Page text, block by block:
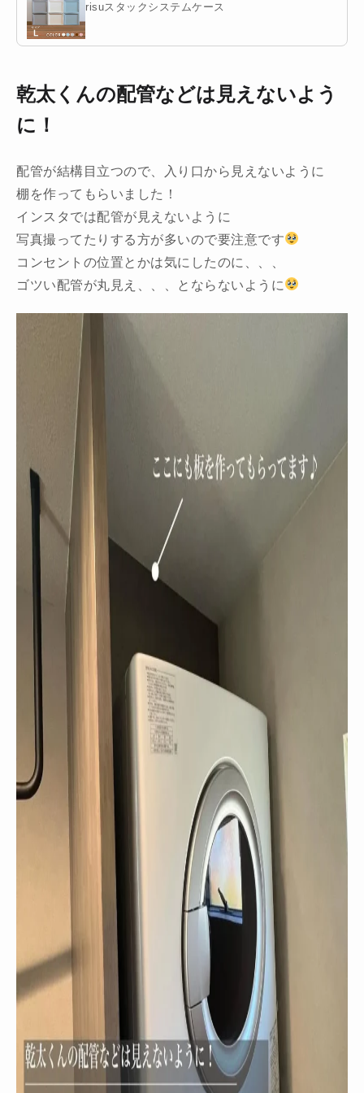
risuスタックシステムケース
乾太くんの配管などは見えないよう
に！
配管が結構目立つので、入り口から見えないように
棚を作ってもらいました！
インスタでは配管が見えないように
写真撮ってたりする方が多いので要注意です
コンセントの位置とかは気にしたのに、、、
ゴツい配管が丸見え、、、とならないように